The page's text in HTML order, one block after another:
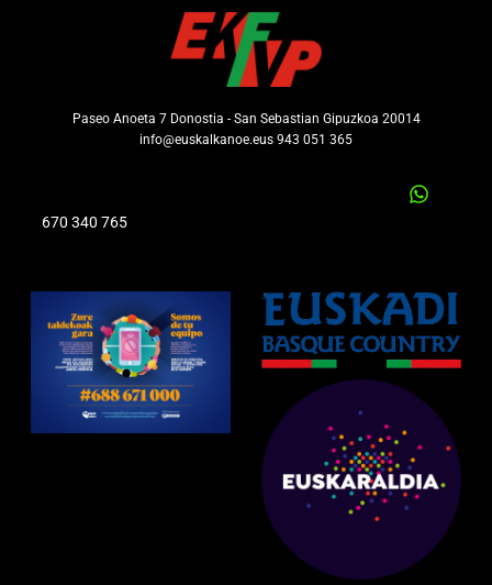
Paseo Anoeta 7 Donostia - San Sebastian Gipuzkoa 20014
info@euskalkanoe.eus 943 051 365
670 340 765